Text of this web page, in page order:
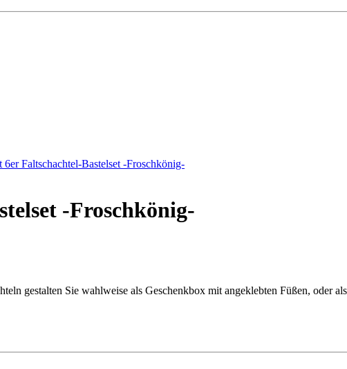
-Froschkönig-
gestalten Sie wahlweise als Geschenkbox mit angeklebten Füßen, oder